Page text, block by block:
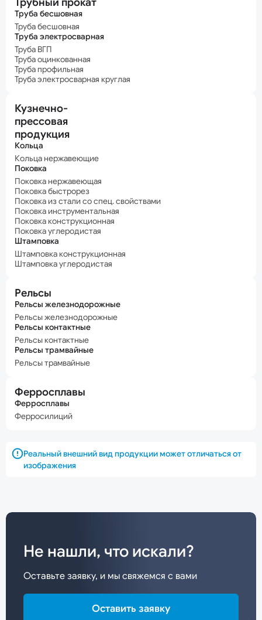
Труба бесшовная
Труба бесшовная
Труба электросварная
Труба ВГП
Труба оцинкованная
Труба профильная
Труба электросварная круглая
Кузнечно-
прессовая
продукция
Кольца
Кольца нержавеющие
Поковка
Поковка нержавеющая
Поковка быстрорез
Поковка из стали со спец. свойствами
Поковка инструментальная
Поковка конструкционная
Поковка углеродистая
Штамповка
Штамповка конструкционная
Штамповка углеродистая
Рельсы
Рельсы железнодорожные
Рельсы железнодорожные
Рельсы контактные
Рельсы контактные
Рельсы трамвайные
Рельсы трамвайные
Ферросплавы
Ферросплавы
Ферросилиций
Реальный внешний вид продукции может отличаться от
изображения
Не нашли, что искали?
Оставьте заявку, и мы свяжемся с вами
Оставить заявку